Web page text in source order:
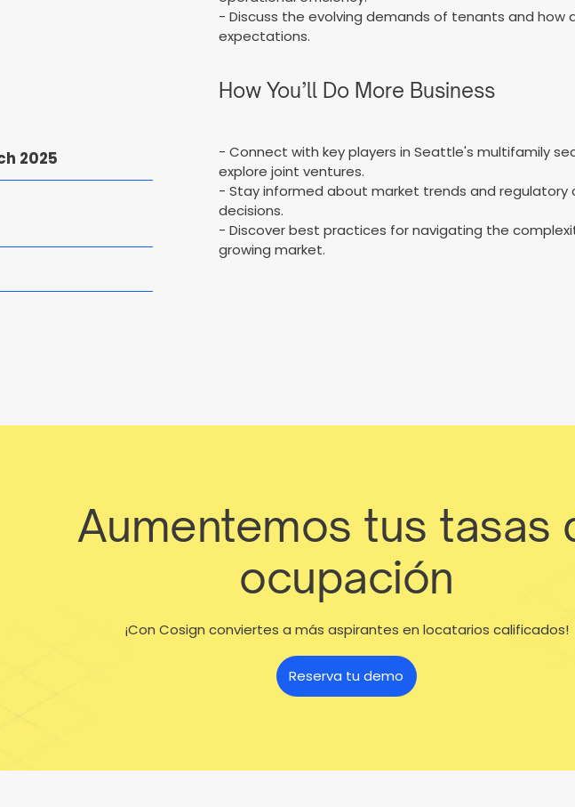
2025
- Discuss the evolving demands of tenants and
expectations.
How You’ll Do More Business
- Connect with key players in Seattle's multifamily
explore joint ventures.
- Stay informed about market trends and
decisions.
- Discover best practices for navigating the
growing market.
Aumentemos tus tasas
ocupación
¡Con Cosign conviertes a más aspirantes en locatarios calificados!
Reserva tu demo